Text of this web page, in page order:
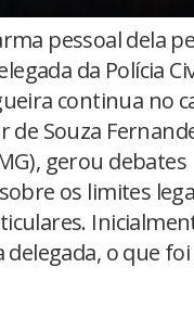
pessoal dela
da Polícia
continua no
Souza
gerou debates
os limites
o que foi